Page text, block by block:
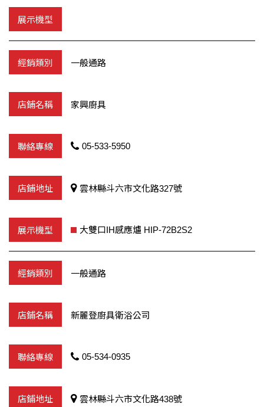
一般通路
家興廚具
05-533-5950
雲林縣斗六市文化路327號
大雙口IH感應爐 HIP-72B2S2
一般通路
新麗登廚具衛浴公司
05-534-0935
雲林縣斗六市文化路438號